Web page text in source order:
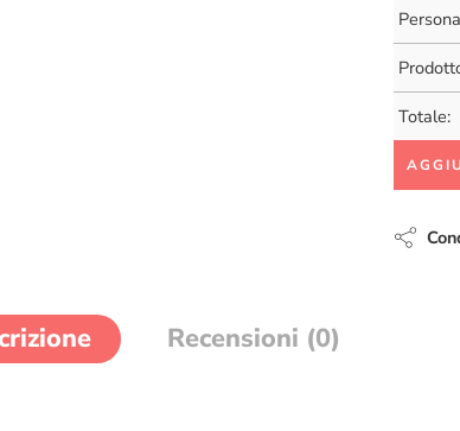
Totale:
Recensioni (0)